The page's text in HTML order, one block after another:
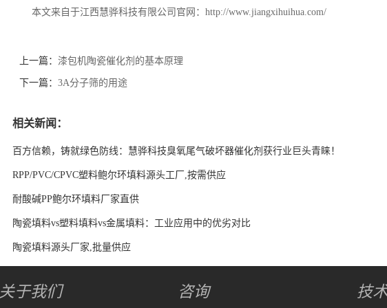
本文来自于江西慧骅科技有限公司官网：http://www.jiangxihuihua.com/
上一篇： 漆包机陶瓷催化剂的基本原理
下一篇： 3A分子筛的用途
相关新闻：
百方信赖，铸就绿色防线：慧骅科技臭氧尾气破坏器催化剂获行业巨头青睐！
RPP/PVC/CPVC塑料鲍尔环填料源头工厂,按需供应
耐酸碱PP鲍尔环填料厂家直供
陶瓷填料vs塑料填料vs金属填料：工业应用中的优劣对比
陶瓷填料源头厂家,批量供应
关于我们 咨询 技